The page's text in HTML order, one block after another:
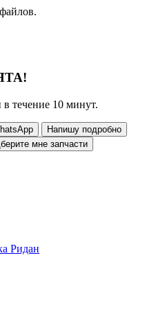
течение 10 минут.
Напишу подробно
мне запчасти
Ридан